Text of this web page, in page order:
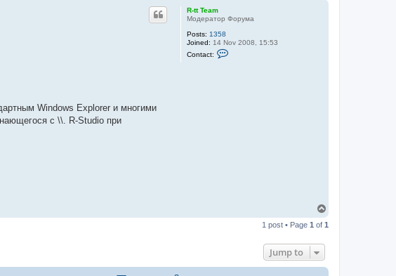
R-tt Team
Модератор Форума
Posts: 1358
Joined: 14 Nov 2008, 15:53
Contact:
Windows Explorer и многими
с \\. R-Studio при
p
1 post • Page 1 of 1
Jump to